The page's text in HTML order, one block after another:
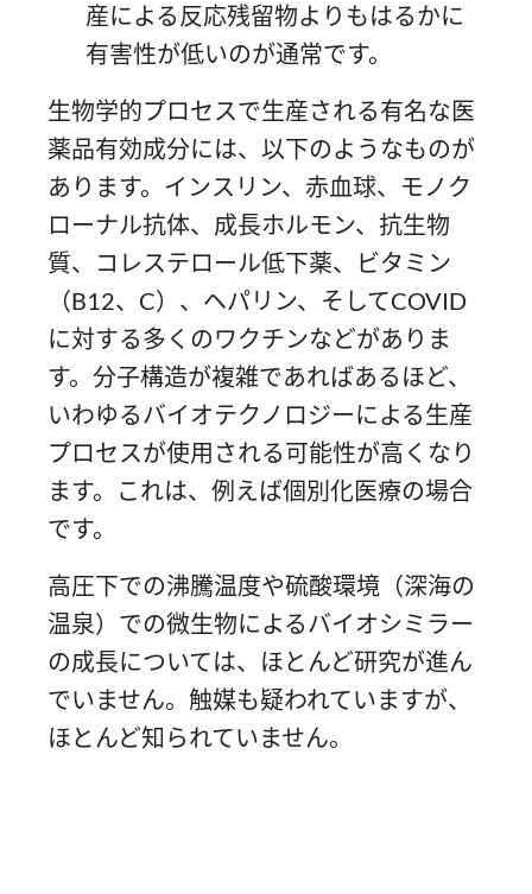
産による反応残留物よりもはるかに
有害性が低いのが通常です。
生物学的プロセスで生産される有名な医
薬品有効成分には、以下のようなものが
あります。インスリン、赤血球、モノク
ローナル抗体、成長ホルモン、抗生物
質、コレステロール低下薬、ビタミン
（B12、C）、ヘパリン、そしてCOVID
に対する多くのワクチンなどがありま
す。分子構造が複雑であればあるほど、
いわゆるバイオテクノロジーによる生産
プロセスが使用される可能性が高くなり
ます。これは、例えば個別化医療の場合
です。
高圧下での沸騰温度や硫酸環境（深海の
温泉）での微生物によるバイオシミラー
の成長については、ほとんど研究が進ん
でいません。触媒も疑われていますが、
ほとんど知られていません。